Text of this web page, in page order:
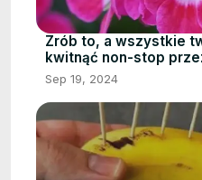
Zrób to, a wszystkie
kwitnąć non-stop
Sep 19, 2024